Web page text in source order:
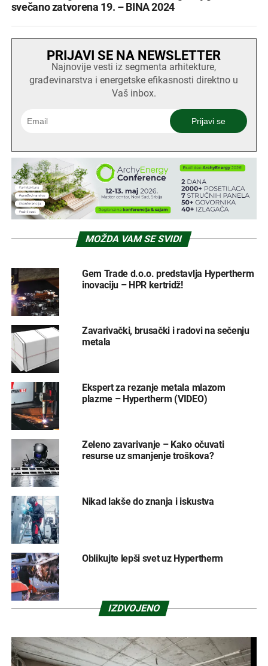
svečano zatvorena 19. – BINA 2024
PRIJAVI SE NA NEWSLETTER
Najnovije vesti iz segmenta arhitekture,
građevinarstva i energetske efikasnosti direktno u
Vaš inbox.
MOŽDA VAM SE SVIDI
Gem Trade d.o.o. predstavlja Hypertherm
inovaciju – HPR kertridž!
Zavarivački, brusački i radovi na sečenju
metala
Ekspert za rezanje metala mlazom
plazme – Hypertherm (VIDEO)
Zeleno zavarivanje – Kako očuvati
resurse uz smanjenje troškova?
Nikad lakše do znanja i iskustva
Oblikujte lepši svet uz Hypertherm
IZDVOJENO